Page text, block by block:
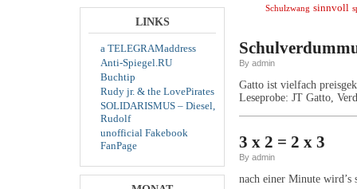
LINKS
a TELEGRAMaddress
Anti-Spiegel.RU
Buchtip
Rudy jr. & the LovePirates
SOLIDARISMUS – Diesel,
Rudolf
unofficial Fakebook
FanPage
Schulzwang sinnvoll
By admin
Gatto ist vielfach
Leseprobe: JT Gatto,
3 x 2 = 2 x 3
By admin
nach einer Minute wird’s